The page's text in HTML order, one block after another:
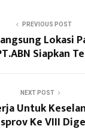
PREVIOUS POST
Lokasi
Siapkan
NEXT POST
Untuk
Ke VIII